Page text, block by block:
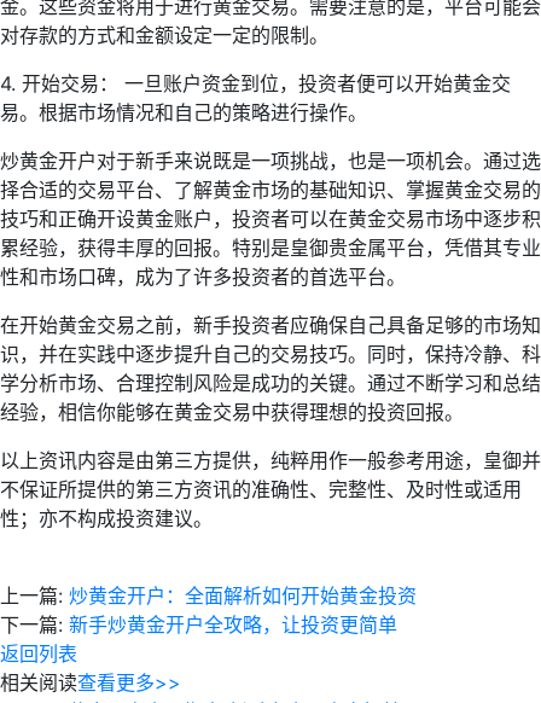
金。这些资金将用于进行黄金交易。需要注意的是，平台可能会
对存款的方式和金额设定一定的限制。
4. 开始交易： 一旦账户资金到位，投资者便可以开始黄金交
易。根据市场情况和自己的策略进行操作。
炒黄金开户对于新手来说既是一项挑战，也是一项机会。通过选
择合适的交易平台、了解黄金市场的基础知识、掌握黄金交易的
技巧和正确开设黄金账户，投资者可以在黄金交易市场中逐步积
累经验，获得丰厚的回报。特别是皇御贵金属平台，凭借其专业
性和市场口碑，成为了许多投资者的首选平台。
在开始黄金交易之前，新手投资者应确保自己具备足够的市场知
识，并在实践中逐步提升自己的交易技巧。同时，保持冷静、科
学分析市场、合理控制风险是成功的关键。通过不断学习和总结
经验，相信你能够在黄金交易中获得理想的投资回报。
以上资讯内容是由第三方提供，纯粹用作一般参考用途，皇御并
不保证所提供的第三方资讯的准确性、完整性、及时性或适用
性；亦不构成投资建议。
上一篇: 炒黄金开户：全面解析如何开始黄金投资
下一篇: 新手炒黄金开户全攻略，让投资更简单
返回列表
相关阅读查看更多>>